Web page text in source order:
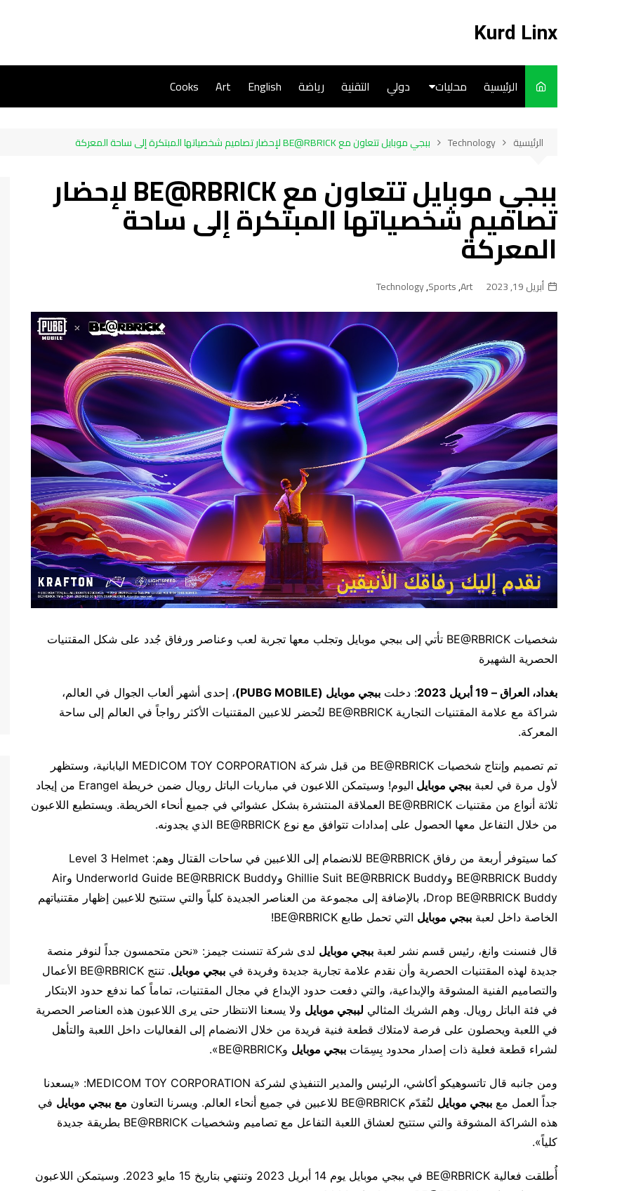
Kurd Linx
الرئيسية محليات
Cooks
دولي التقنية رياضة English
Art
Cooks
الرئيسية Technology ببجي موبايل تتعاون مع BE@RBRICK لإحضار تصاميم شخصياتها المبتكرة إلى ساحة المعركة
ببجي موبايل تتعاون مع BE@RBRICK لإحضار
تصاميم شخصياتها المبتكرة إلى ساحة
المعركة
أبريل 19, 2023 Art
,
Sports
,
Technology
شخصيات BE@RBRICK تأتي إلى ببجي موبايل وتجلب معها تجربة لعب وعناصر ورفاق جُدد على شكل المقتنيات
الحصرية الشهيرة
بغداد، العراق – 19 أبريل 2023 : دخلت ببجي موبايل (PUBG MOBILE
)، إحدى أشهر ألعاب الجوال في العالم،
شراكة مع علامة المقتنيات التجارية BE@RBRICK لتُحضر للاعبين المقتنيات الأكثر رواجاً في العالم إلى ساحة
المعركة.
تم تصميم وإنتاج شخصيات BE@RBRICK من قبل شركة MEDICOM TOY CORPORATION اليابانية، وستظهر
لأول مرة في لعبة ببجي موبايل
اليوم! وسيتمكن اللاعبون في مباريات الباتل رويال ضمن خريطة Erangel من إيجاد
ثلاثة أنواع من مقتنيات BE@RBRICK العملاقة المنتشرة بشكل عشوائي في جميع أنحاء الخريطة. ويستطيع اللاعبون
من خلال التفاعل معها الحصول على إمدادات تتوافق مع نوع BE@RBRICK الذي يجدونه.
كما سيتوفر أربعة من رفاق BE@RBRICK للانضمام إلى اللاعبين في ساحات القتال وهم: Level 3 Helmet
BE@RBRICK Buddy وGhillie Suit BE@RBRICK Buddy وUnderworld Guide BE@RBRICK Buddy وAir
Drop BE@RBRICK Buddy، بالإضافة إلى مجموعة من العناصر الجديدة كلياً والتي ستتيح للاعبين إظهار مقتنياتهم
الخاصة داخل لعبة ببجي موبايل التي تحمل طابع BE@RBRICK!
قال فنسنت وانغ، رئيس قسم نشر لعبة ببجي موبايل لدى شركة تنسنت جيمز: «نحن متحمسون جداً لنوفر منصة
جديدة لهذه المقتنيات الحصرية وأن نقدم علامة تجارية جديدة وفريدة في ببجي موبايل
. تنتج BE@RBRICK الأعمال
والتصاميم الفنية المشوقة والإبداعية، والتي دفعت حدود الإبداع في مجال المقتنيات، تماماً كما ندفع حدود الابتكار
في فئة الباتل رويال. وهم الشريك المثالي لببجي موبايل ولا يسعنا الانتظار حتى يرى اللاعبون هذه العناصر الحصرية
في اللعبة ويحصلون على فرصة لامتلاك قطعة فنية فريدة من خلال الانضمام إلى الفعاليات داخل اللعبة والتأهل
لشراء قطعة فعلية ذات إصدار محدود بِسِمَات ببجي موبايل وBE@RBRICK».
ومن جانبه قال تاتسوهيكو أكاشي، الرئيس والمدير التنفيذي لشركة MEDICOM TOY CORPORATION: «يسعدنا
جداً العمل مع ببجي موبايل لنُقدّم BE@RBRICK للاعبين في جميع أنحاء العالم. ويسرنا التعاون مع ببجي موبايل في
هذه الشراكة المشوقة والتي ستتيح لعشاق اللعبة التفاعل مع تصاميم وشخصيات BE@RBRICK بطريقة جديدة
كلياً».
أُطلقت فعالية BE@RBRICK في ببجي موبايل يوم 14 أبريل 2023 وتنتهي بتاريخ 15 مايو 2023. وسيتمكن اللاعبون